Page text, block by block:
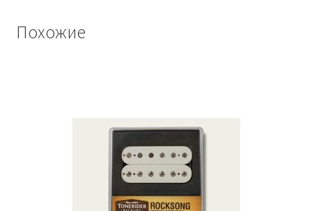
Похожие